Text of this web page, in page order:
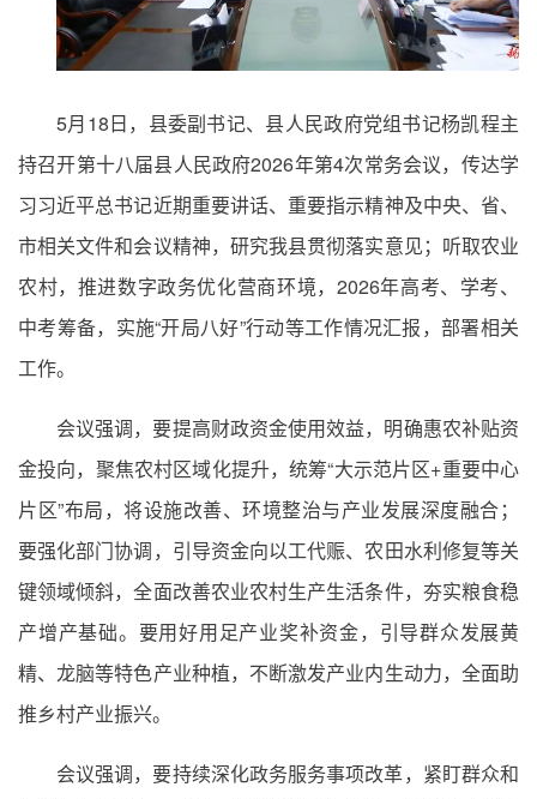
5月18日，县委副书记、县人民政府党组书记杨凯程主
持召开第十八届县人民政府2026年第4次常务会议，传达学
习习近平总书记近期重要讲话、重要指示精神及中央、省、
市相关文件和会议精神，研究我县贯彻落实意见；听取农业
农村，推进数字政务优化营商环境，2026年高考、学考、
中考筹备，实施“开局八好”行动等工作情况汇报，部署相关
工作。
会议强调，要提高财政资金使用效益，明确惠农补贴资
金投向，聚焦农村区域化提升，统筹“大示范片区+重要中心
片区”布局，将设施改善、环境整治与产业发展深度融合；
要强化部门协调，引导资金向以工代赈、农田水利修复等关
键领域倾斜，全面改善农业农村生产生活条件，夯实粮食稳
产增产基础。要用好用足产业奖补资金，引导群众发展黄
精、龙脑等特色产业种植，不断激发产业内生动力，全面助
推乡村产业振兴。
会议强调，要持续深化政务服务事项改革，紧盯群众和